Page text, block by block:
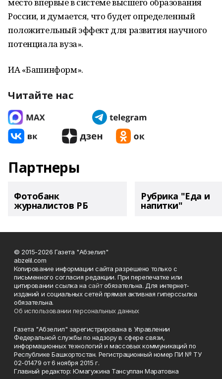
России, и думается, что будет определенный
положительный эффект для развития научного
потенциала вуза».
ИА «Башинформ».
Читайте нас
Партнеры
Фотобанк
журналистов РБ
Рубрика "Еда и
напитки"
© 2015-2026 Газета "Абзелил"
abzelil.com
Копирование информации сайта разрешено только с
письменного согласия редакции. При перепечатке или
цитировании ссылка на сайтобязательна. Для интернет-
изданий и социальных сетей прямая активная гиперссылка
обязательна.
Об использовании персональных данных
Газета "Абзелил" зарегистрирована в Управлении
Федеральной службы по надзору в сфере связи,
информационных технологий и массовых коммуникаций по
Республике Башкортостан. Регистрационный номер ПИ № ТУ
02-01479 от 6 ноября 2015 г.
Главный редактор: Юмагужина Тансулпан Маратовна